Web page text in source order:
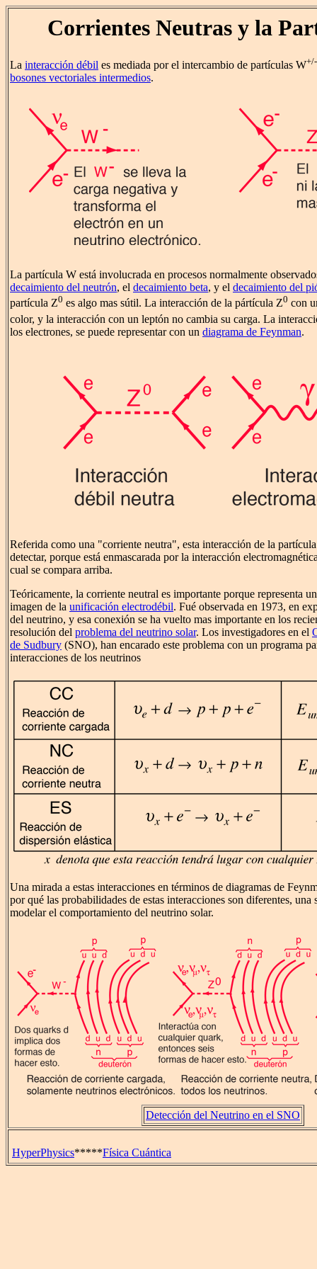
Corrientes Neutras y la
La interacción débil es mediada por el intercambio de partículas W+/-
bosones vectoriales intermedios.
La partícula W está involucrada en procesos normalmente
decaimiento del neutrón, el decaimiento beta, y el decaimiento del
partícula Z0 es algo mas sútil. La interacción de la pártícula Z0 con
color, y la interacción con un leptón no cambia su carga. La
los electrones, se puede representar con un diagrama de Feynman.
Referida como una "corriente neutra", esta interacción de la
detectar, porque está enmascarada por la interacción
cual se compara arriba.
Teóricamente, la corriente neutral es importante porque representa
imagen de la unificación electrodébil. Fué observada en 1973, en
del neutrino, y esa conexión se ha vuelto mas importante en los
resolución del problema del neutrino solar. Los investigadores en el
de Sudbury (SNO), han encarado este problema con un programa
interacciones de los neutrinos
Una mirada a estas interacciones en términos de diagramas de
por qué las probabilidades de estas interacciones son diferentes, una
modelar el comportamiento del neutrino solar.
Detección del Neutrino en el SNO
HyperPhysics*****Física Cuántica